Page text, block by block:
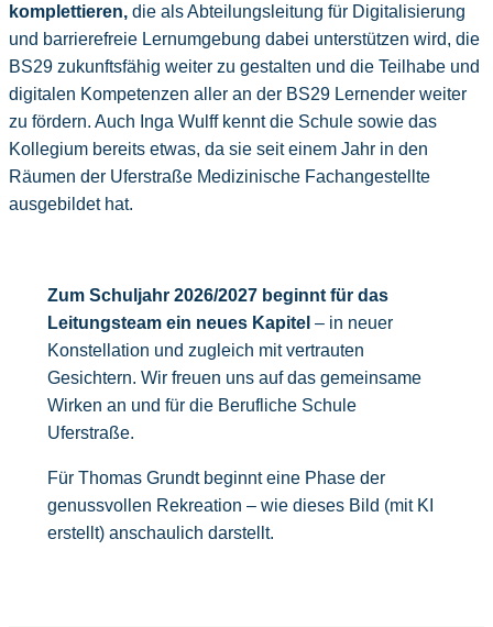
komplettieren, die als Abteilungsleitung für Digitalisierung
und barrierefreie Lernumgebung dabei unterstützen wird, die
BS29 zukunftsfähig weiter zu gestalten und die Teilhabe und
digitalen Kompetenzen aller an der BS29 Lernender weiter
zu fördern. Auch Inga Wulff kennt die Schule sowie das
Kollegium bereits etwas, da sie seit einem Jahr in den
Räumen der Uferstraße Medizinische Fachangestellte
ausgebildet hat.
Zum Schuljahr 2026/2027 beginnt für das
Leitungsteam ein neues Kapitel – in neuer
Konstellation und zugleich mit vertrauten
Gesichtern. Wir freuen uns auf das gemeinsame
Wirken an und für die Berufliche Schule
Uferstraße.
Für Thomas Grundt beginnt eine Phase der
genussvollen Rekreation – wie dieses Bild (mit KI
erstellt) anschaulich darstellt.